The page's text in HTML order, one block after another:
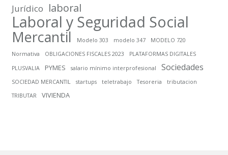
Jurídico laboral
Laboral y Seguridad Social
Mercantil Modelo 303 modelo 347
MODELO 720
Normativa
OBLIGACIONES FISCALES 2023
PLATAFORMAS DIGITALES
PLUSVALIA
PYMES salario mínimo interprofesional Sociedades
SOCIEDAD MERCANTIL startups teletrabajo Tesoreria
tributacion
TRIBUTAR
VIVIENDA